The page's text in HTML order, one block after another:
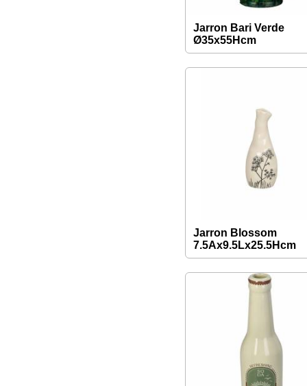
Jarron Bari Verde
Ø35x55Hcm
Jarron Blossom
7.5Ax9.5Lx25.5Hcm